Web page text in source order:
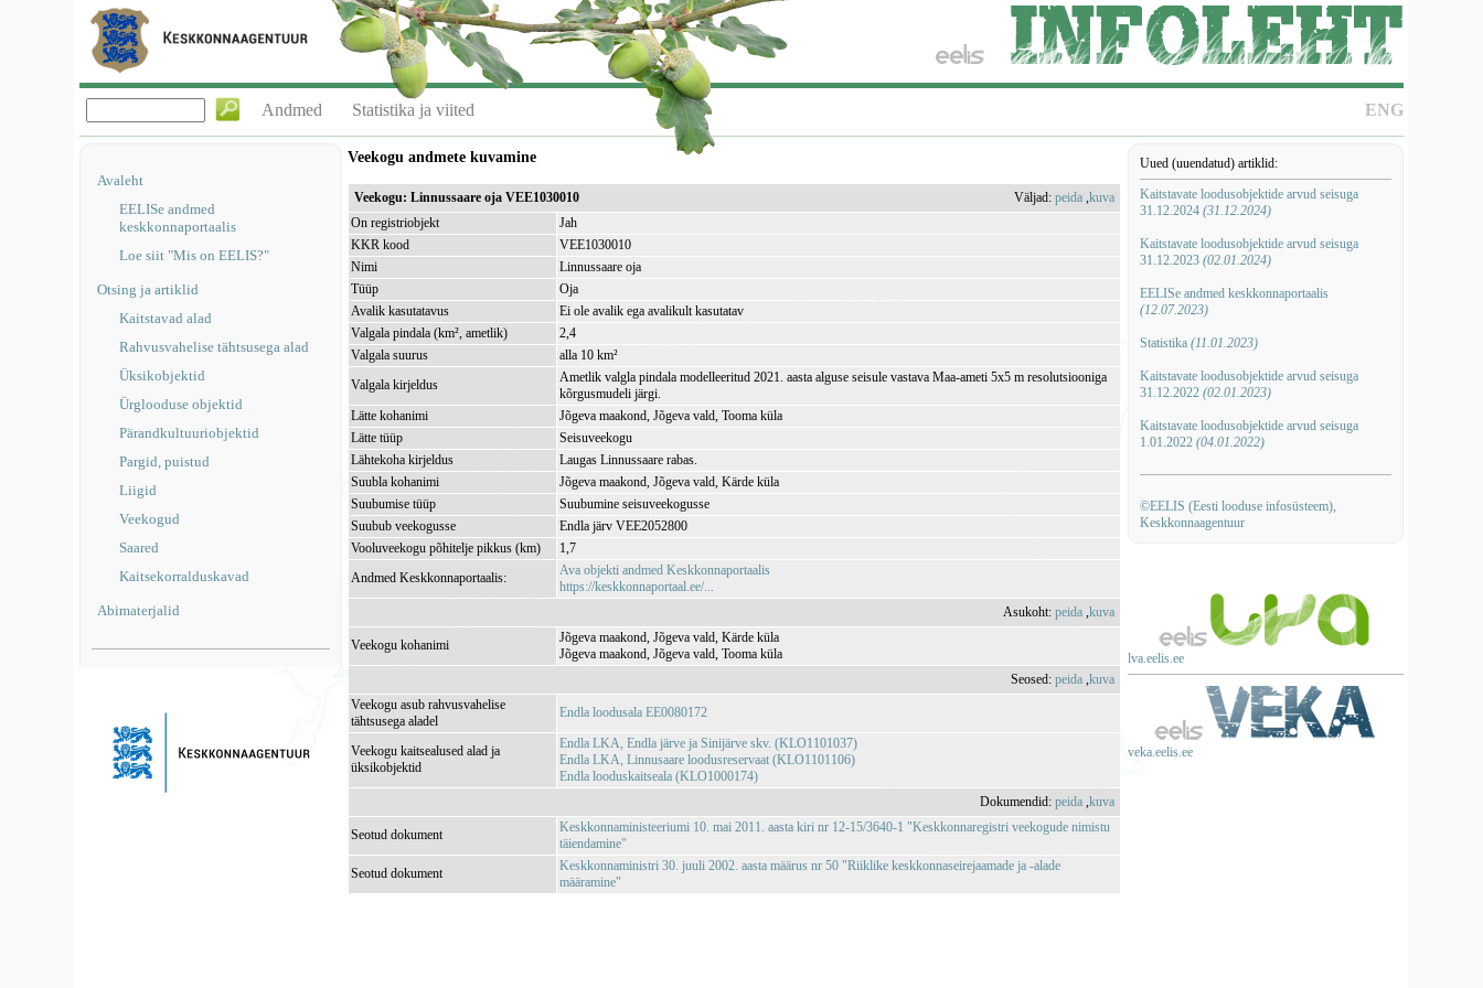
ENG
Andmed Statistika ja viited
Avaleht
EELISe andmed
keskkonnaportaalis
Loe siit "Mis on EELIS?"
Otsing ja artiklid
Kaitstavad alad
Rahvusvahelise tähtsusega alad
Üksikobjektid
Ürglooduse objektid
Pärandkultuuriobjektid
Pargid, puistud
Liigid
Veekogud
Saared
Kaitsekorralduskavad
Abimaterjalid
Uued (uuendatud) artiklid:
Kaitstavate loodusobjektide arvud seisuga
31.12.2024 (31.12.2024)
Kaitstavate loodusobjektide arvud seisuga
31.12.2023 (02.01.2024)
EELISe andmed keskkonnaportaalis
(12.07.2023)
Statistika (11.01.2023)
Kaitstavate loodusobjektide arvud seisuga
31.12.2022 (02.01.2023)
Kaitstavate loodusobjektide arvud seisuga
1.01.2022 (04.01.2022)
©EELIS (Eesti looduse infosüsteem),
Keskkonnaagentuur
lva.eelis.ee
veka.eelis.ee
Veekogu andmete kuvamine
Veekogu: Linnussaare oja VEE1030010 Väljad:peida ,kuva
On registriobjekt
Jah
KKR kood
VEE1030010
Nimi
Linnussaare oja
Tüüp
Oja
Avalik kasutatavus
Ei ole avalik ega avalikult kasutatav
Valgala pindala (km², ametlik)
2,4
Valgala suurus
alla 10 km²
Valgala kirjeldus
Ametlik valgla pindala modelleeritud 2021. aasta alguse seisule vastava Maa-ameti 5x5 m resolutsiooniga
kõrgusmudeli järgi.
Lätte kohanimi
Jõgeva maakond, Jõgeva vald, Tooma küla
Lätte tüüp
Seisuveekogu
Lähtekoha kirjeldus
Laugas Linnussaare rabas.
Suubla kohanimi
Jõgeva maakond, Jõgeva vald, Kärde küla
Suubumise tüüp
Suubumine seisuveekogusse
Suubub veekogusse
Endla järv VEE2052800
Vooluveekogu põhitelje pikkus (km)
1,7
Andmed Keskkonnaportaalis:
Ava objekti andmed Keskkonnaportaalis
https://keskkonnaportaal.ee/...
Asukoht:peida ,kuva
Veekogu kohanimi
Jõgeva maakond, Jõgeva vald, Kärde küla
Jõgeva maakond, Jõgeva vald, Tooma küla
Seosed:peida ,kuva
Veekogu asub rahvusvahelise
tähtsusega aladel
Endla loodusala EE0080172
Veekogu kaitsealused alad ja
üksikobjektid
Endla LKA, Endla järve ja Sinijärve skv. (KLO1101037)
Endla LKA, Linnusaare loodusreservaat (KLO1101106)
Endla looduskaitseala (KLO1000174)
Dokumendid:peida ,kuva
Seotud dokument
Keskkonnaministeeriumi 10. mai 2011. aasta kiri nr 12-15/3640-1 "Keskkonnaregistri veekogude nimistu
täiendamine"
Seotud dokument
Keskkonnaministri 30. juuli 2002. aasta määrus nr 50 "Riiklike keskkonnaseirejaamade ja -alade
määramine"